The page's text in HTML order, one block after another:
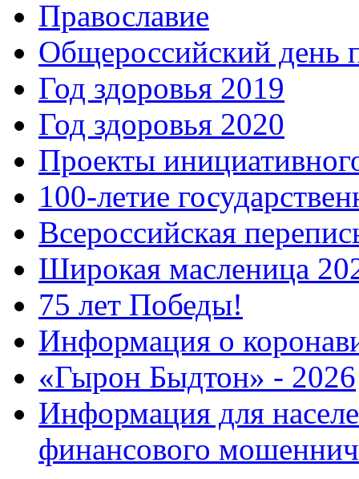
Православие
Общероссийский день
Год здоровья 2019
Год здоровья 2020
Проекты
100-летие
Всероссийская
Широкая масленица
75 лет Победы!
Информация о
«Гырон Быдтон» - 2026
Информация для
финансового